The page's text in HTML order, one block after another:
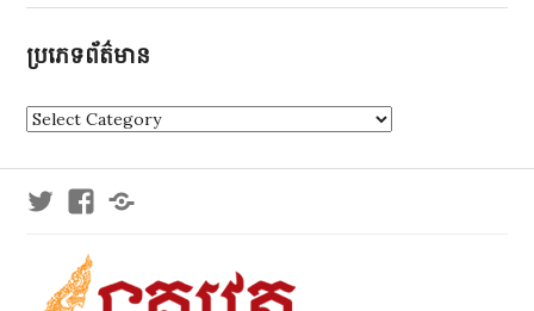
ប្រភេទព័ត៌មាន
ប្
រ
ព័
TwitterFacebook